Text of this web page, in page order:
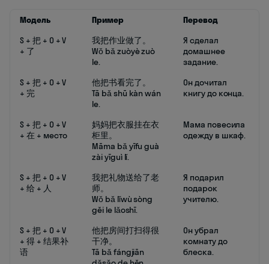
Модель Пример
Перевод
S + 把 + O + V
+ 了
我把作业做了。
Wǒ bǎ zuòyè zuò
le.
Я сделал
домашнее
задание.
S + 把 + O + V
+ 完
他把书看完了。
Tā bǎ shū kàn wán
le.
Он дочитал
книгу до конца.
S + 把 + O + V
+ 在 + место
妈妈把衣服挂在衣
柜里。
Māma bǎ yīfu guà
zài yīguì lǐ.
Мама повесила
одежду в шкаф.
S + 把 + O + V
+ 给 + 人
我把礼物送给了老
师。
Wǒ bǎ lǐwù sòng
gěi le lǎoshī.
Я подарил
подарок
учителю.
S + 把 + O + V
+ 得 + 结果补
语
他把房间打扫得很
干净。
Tā bǎ fángjiān
Он убрал
комнату до
блеска.